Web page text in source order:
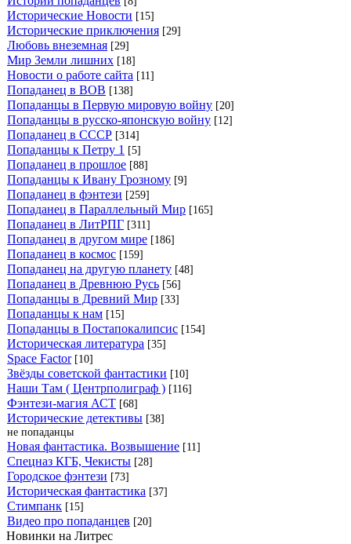
Исторические Новости [15]
Исторические приключения [29]
Любовь внеземная [29]
Мир Земли лишних [18]
Новости о работе сайта [11]
Попаданец в ВОВ [138]
Попаданцы в Первую мировую войну [20]
Попаданцы в русско-японскую войну [12]
Попаданец в СССР [314]
Попаданцы к Петру 1 [5]
Попаданец в прошлое [88]
Попаданцы к Ивану Грозному [9]
Попаданец в фэнтези [259]
Попаданец в Параллельный Мир [165]
Попаданец в ЛитРПГ [311]
Попаданец в другом мире [186]
Попаданец в космос [159]
Попаданец на другую планету [48]
Попаданец в Древнюю Русь [56]
Попаданцы в Древний Мир [33]
Попаданцы к нам [15]
Попаданцы в Постапокалипсис [154]
Историческая литература [35]
Space Factor [10]
Звёзды советской фантастики [10]
Наши Там ( Центрполиграф ) [116]
Фэнтези-магия АСТ [68]
Исторические детективы [38]
не попаданцы
Новая фантастика. Возвышение [11]
Спецназ КГБ, Чекисты [28]
Городское фэнтези [73]
Историческая фантастика [37]
Стимпанк [15]
Видео про попаданцев [20]
Новинки на Литрес